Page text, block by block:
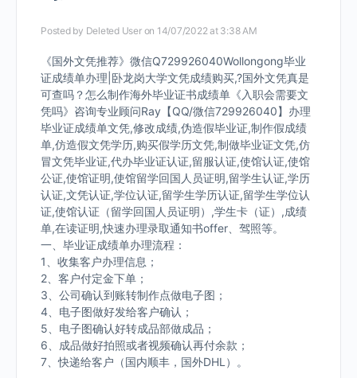
Posted by Deleted User on 14/07/2022 at 3:38 AM
《国外文凭推荐》微信Q729926040Wollongong毕业
证成绩单办理|卧龙岗大学文凭成绩购买,?国外文凭真是
可查吗？怎么制作海外毕业证书成绩单《入职会需要文
凭吗》咨询专业顾问Ray【QQ/微信729926040】办理
毕业证成绩单文凭,修改成绩,伪造假毕业证,制作假成绩
单,仿造假文凭学历,购买假学历文凭,制做毕业证文凭,仿
冒文凭毕业证,代办毕业证认证,留服认证,使馆认证,使馆
公证,使馆证明,使馆留学回国人员证明,留学生认证,学历
认证,文凭认证,学位认证,留学生学历认证,留学生学位认
证,使馆认证（留学回国人员证明）,学生卡（证）,成绩
单,在读证明,快速办理录取通知书offer、驾照等。
一、毕业证成绩单办理流程：
1、收集客户办理信息；
2、客户付定金下单；
3、公司确认到账转制作点做电子图；
4、电子图做好发给客户确认；
5、电子图确认好转成品部做成品；
6、成品做好拍照或者视频确认再付余款；
7、快递给客户（国内顺丰，国外DHL）。